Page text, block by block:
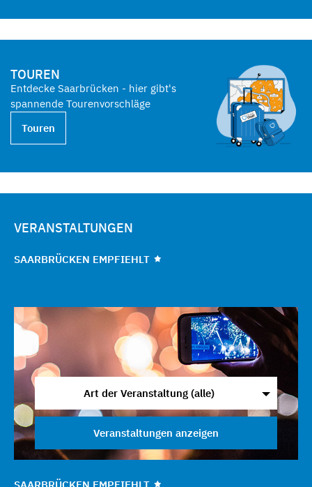
TOUREN
Entdecke Saarbrücken - hier gibt's
spannende Tourenvorschläge
Touren
VERANSTALTUNGEN
SAARBRÜCKEN EMPFIEHLT
Art der Veranstaltung (alle)
Veranstaltungen anzeigen